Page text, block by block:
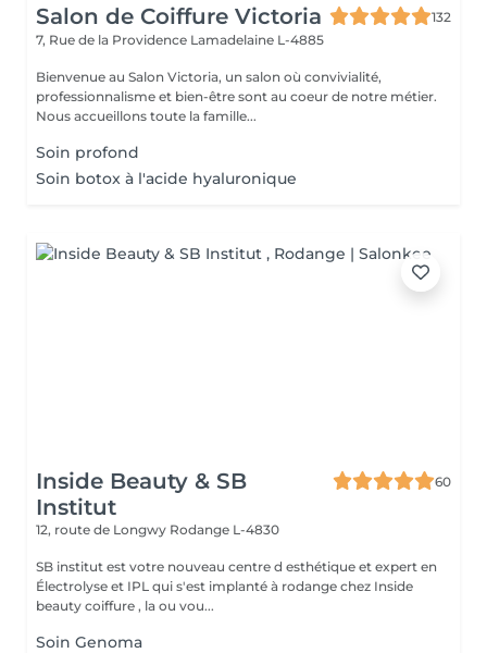
Salon de Coiffure Victoria
132
7, Rue de la Providence Lamadelaine L-4885
Bienvenue au Salon Victoria, un salon où convivialité,
professionnalisme et bien-être sont au coeur de notre métier.
Nous accueillons toute la famille...
Soin profond
Soin botox à l'acide hyaluronique
Inside Beauty & SB
Institut
60
12, route de Longwy Rodange L-4830
SB institut est votre nouveau centre d esthétique et expert en
Électrolyse et IPL qui s'est implanté à rodange chez Inside
beauty coiffure , la ou vou...
Soin Genoma